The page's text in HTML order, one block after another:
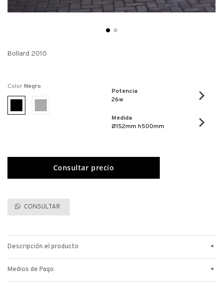
Bollard 2010
Color Negro
Potencia
26w
Medida
Ø152mm h500mm
CONSULTAR
+
Descripción el producto
+
Medios de Pago